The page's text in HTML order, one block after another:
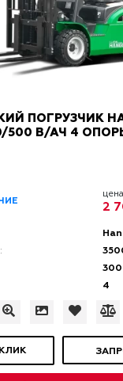
ПОГРУЗЧИК
500 В/АЧ 4
2
4